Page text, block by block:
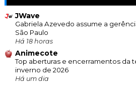
JWave
Gabriela Azevedo assume a
São Paulo
Há 18 horas
Animecote
Top aberturas e encerramentos da
inverno de 2026
Há um dia